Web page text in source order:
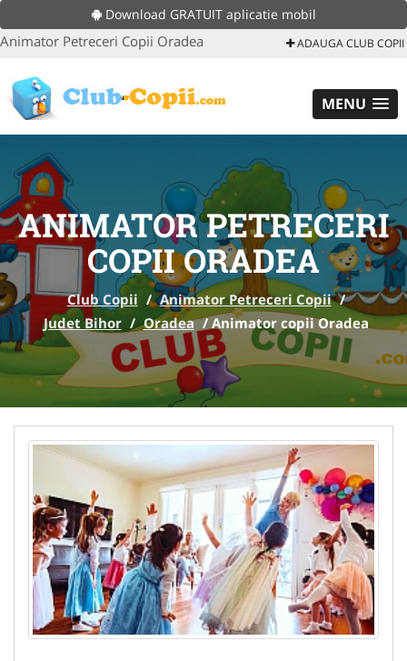
Download GRATUIT aplicatie mobil
Animator Petreceri Copii Oradea ADAUGA CLUB COPII
MENU
ANIMATOR PETRECERI
COPII ORADEA
Club Copii / Animator Petreceri Copii /
Judet Bihor / Oradea /Animator copii Oradea